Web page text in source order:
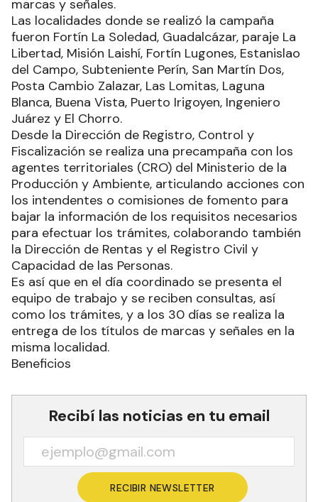
marcas y señales.
Las localidades donde se realizó la campaña
fueron Fortín La Soledad, Guadalcázar, paraje La
Libertad, Misión Laishí, Fortín Lugones, Estanislao
del Campo, Subteniente Perín, San Martín Dos,
Posta Cambio Zalazar, Las Lomitas, Laguna
Blanca, Buena Vista, Puerto Irigoyen, Ingeniero
Juárez y El Chorro.
Desde la Dirección de Registro, Control y
Fiscalización se realiza una precampaña con los
agentes territoriales (CRO) del Ministerio de la
Producción y Ambiente, articulando acciones con
los intendentes o comisiones de fomento para
bajar la información de los requisitos necesarios
para efectuar los trámites, colaborando también
la Dirección de Rentas y el Registro Civil y
Capacidad de las Personas.
Es así que en el día coordinado se presenta el
equipo de trabajo y se reciben consultas, así
como los trámites, y a los 30 días se realiza la
entrega de los títulos de marcas y señales en la
misma localidad.
Beneficios
Recibí las noticias en tu email
RECIBIR NEWSLETTER